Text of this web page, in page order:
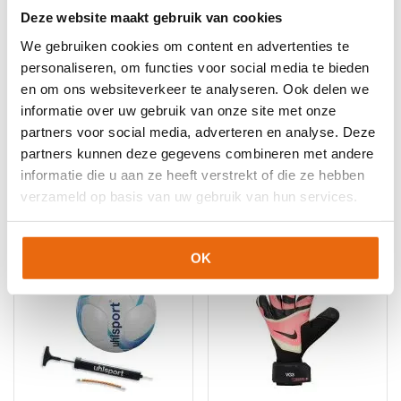
Deze website maakt gebruik van cookies
We gebruiken cookies om content en advertenties te
personaliseren, om functies voor social media te bieden
en om ons websiteverkeer te analyseren. Ook delen we
informatie over uw gebruik van onze site met onze
partners voor social media, adverteren en analyse. Deze
partners kunnen deze gegevens combineren met andere
informatie die u aan ze heeft verstrekt of die ze hebben
verzameld op basis van uw gebruik van hun services.
OK
SALE! -33%
Reusch Attrakt Infinity
Junior
€29,95 Oorspronkelijke
prijs
was:
€29,95.
€19,95Huidige
prijs
is:
€19,95.
Dit
gekozen
worden
SALE! -30%
Reusch Attrakt Gold
NC
€69,95Oorspronkelijke
prijs
was:
€69,95.
€48,95Huidige
prijs
is:
€48,95.
Dit
gekozen